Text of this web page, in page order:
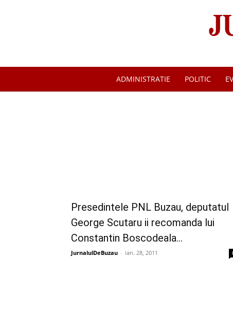
ADMINISTRATIE POLITIC
Presedintele PNL Buzau, deputatul
George Scutaru ii recomanda lui
Constantin Boscodeala...
JurnalulDeBuzau - ian. 28, 2011